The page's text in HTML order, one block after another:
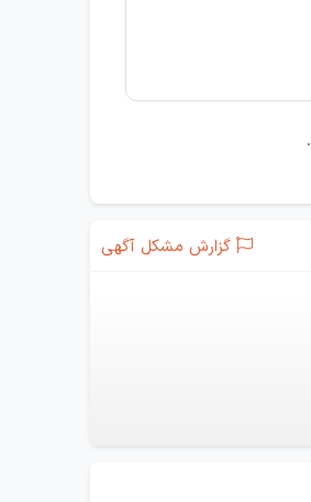
گزارش مشکل آگهی